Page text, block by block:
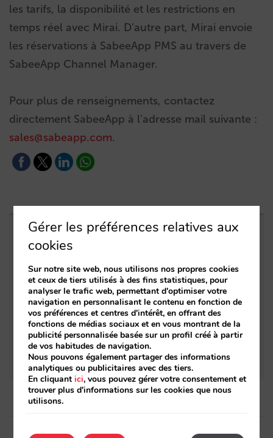
les tarifs, la disponibilité et les restrictions en
temps réel avec Mirai. D’autre part, Mirai envoie
les réservations à SabeeApp PMS au travers de
SabeeApp Channel Manager.
Pour plus de renseignements, contactez
directement SabeeApp à l’adresse mail suivante :
sales@sabeapp.com.
Entrées apparentées
Depuis les stands : tout est prêt pour 2026
Ce que nous avons fait en 2024 qui peut
améliorer votre quotidien
2022 : voici quelles ont été nos nouveautés
chez Mirai
Gérer les préférences relatives aux
cookies
Sur notre site web, nous utilisons nos propres cookies
et ceux de tiers utilisés à des fins statistiques, pour
analyser le trafic web, permettant d'optimiser votre
navigation en personnalisant le contenu en fonction de
vos préférences et centres d'intérêt, en offrant des
fonctions de médias sociaux et en vous montrant de la
publicité personnalisée basée sur un profil créé à partir
de vos habitudes de navigation.
Nous pouvons également partager des informations
analytiques ou publicitaires avec des tiers.
En cliquantici, vous pouvez gérer votre consentement et
trouver plus d'informations sur les cookies que nous
utilisons.